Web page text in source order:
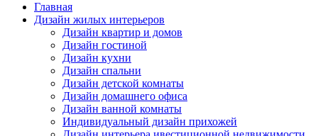
Главная
Дизайн жилых интерьеров
Дизайн квартир и домов
Дизайн гостиной
Дизайн кухни
Дизайн спальни
Дизайн детской комнаты
Дизайн домашнего офиса
Дизайн ванной комнаты
Индивидуальный дизайн прихожей